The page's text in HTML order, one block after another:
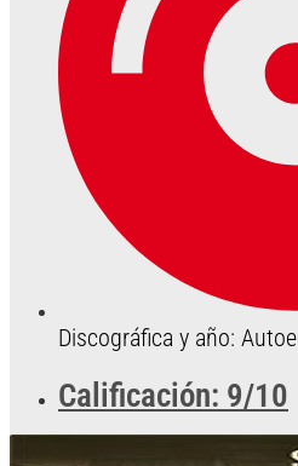
Discográfica y año:
Calificación: 9/10